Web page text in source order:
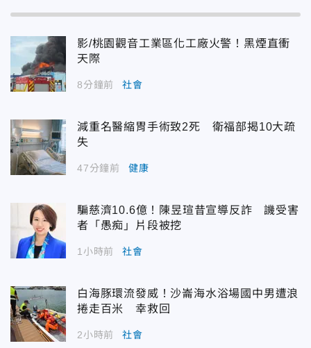
影/桃園觀音工業區化工廠火警！黑煙直衝
天際
8分鐘前 社會
減重名醫縮胃手術致2死 衛福部揭10大疏
失
47分鐘前 健康
騙慈濟10.6億！陳昱瑄昔宣導反詐 譏受害
者「愚痴」片段被挖
1小時前 社會
白海豚環流發威！沙崙海水浴場國中男遭浪
捲走百米 幸救回
2小時前 社會